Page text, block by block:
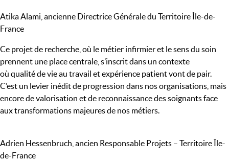
Atika Alami, ancienne Directrice Générale du Territoire Île-de-
France
Ce projet de recherche, où le métier infirmier et le sens du soin
prennent une place centrale, s’inscrit dans un contexte
où qualité de vie au travail et expérience patient vont de pair.
C’est un levier inédit de progression dans nos organisations, mais
encore de valorisation et de reconnaissance des soignants face
aux transformations majeures de nos métiers.
Adrien Hessenbruch, ancien Responsable Projets – Territoire Île-
de-France